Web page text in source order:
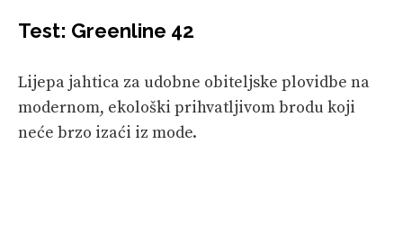
Test: Greenline 42
Lijepa jahtica za udobne obiteljske plovidbe na
modernom, ekološki prihvatljivom brodu koji
neće brzo izaći iz mode.